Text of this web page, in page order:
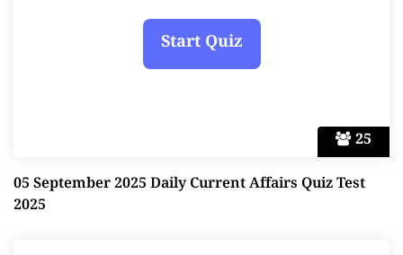
25
05 September 2025 Daily Current Affairs Quiz Test
2025